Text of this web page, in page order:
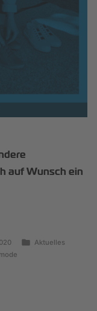
auf Wunsch ein
Aktuelles